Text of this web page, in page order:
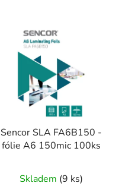
Sencor SLA FA6B150 -
fólie A6 150mic 100ks
Skladem (9 ks)